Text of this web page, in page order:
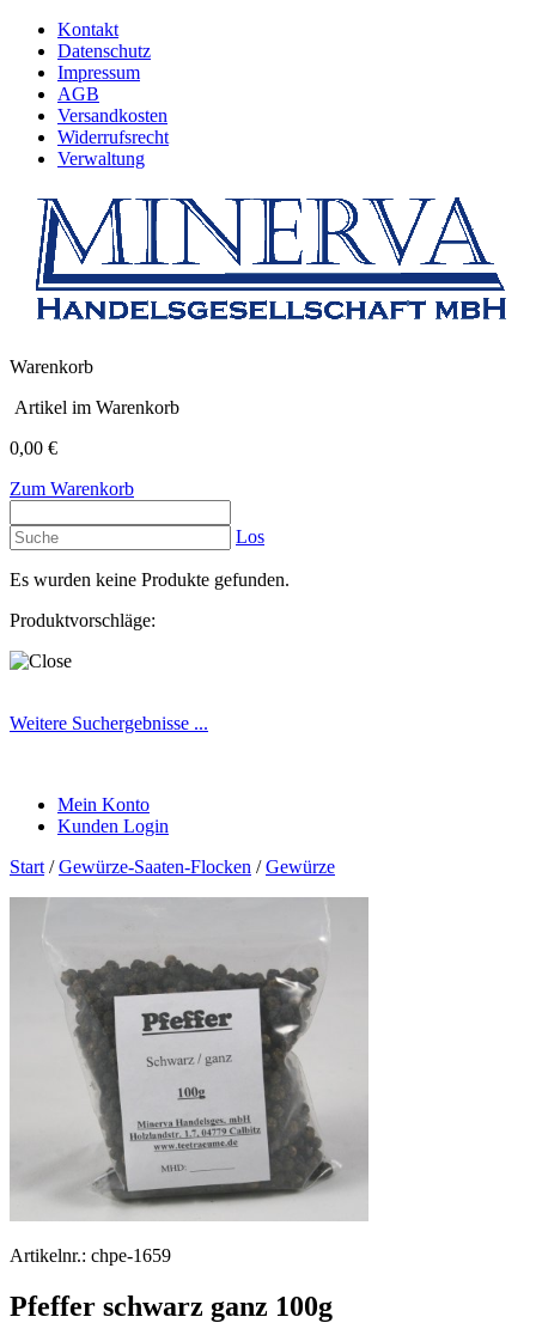
Kontakt
Datenschutz
Impressum
AGB
Versandkosten
Widerrufsrecht
Verwaltung
Warenkorb
Artikel im Warenkorb
0,00 €
Zum Warenkorb
Los
Es wurden keine Produkte gefunden.
Produktvorschläge:
Weitere Suchergebnisse ...
Mein Konto
Kunden Login
Start /Gewürze-Saaten-Flocken /Gewürze
Artikelnr.: chpe-1659
Pfeffer schwarz ganz 100g